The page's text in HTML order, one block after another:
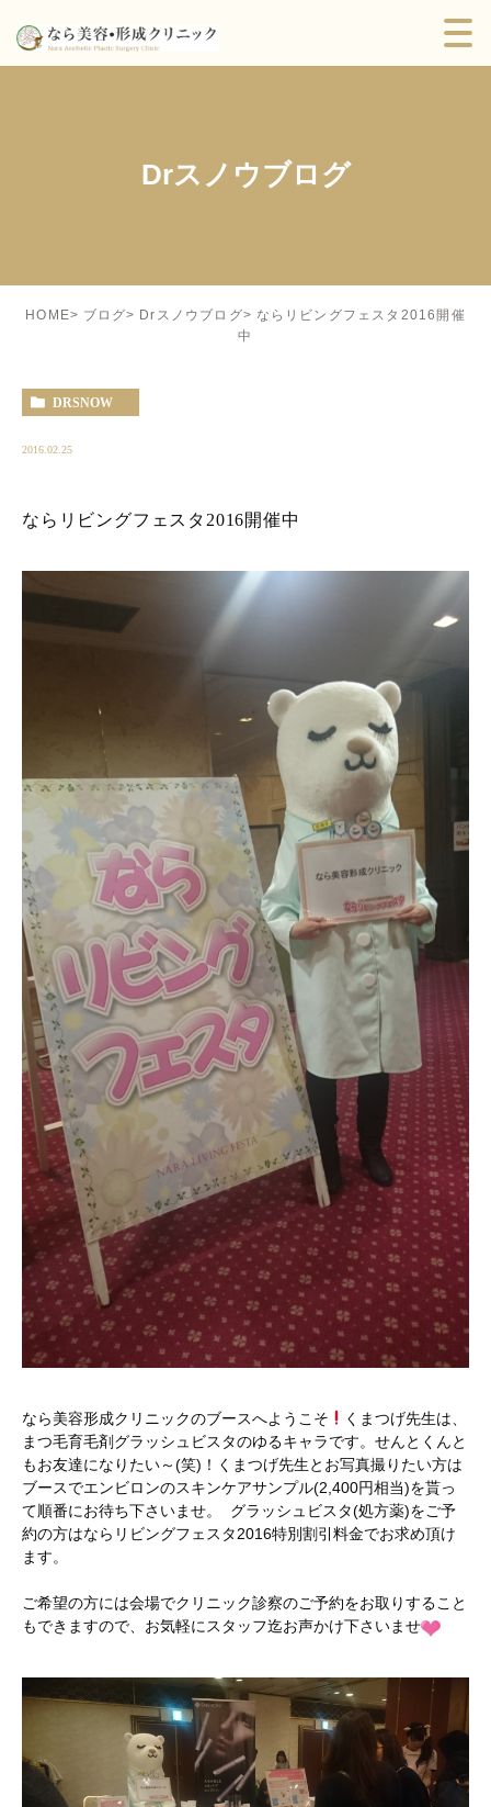
Drスノウブログ
HOME ブログ Drスノウブログ
ならリビングフェスタ2016開催
中
DRSNOW
2016.02.25
ならリビングフェスタ2016開催中
なら美容形成クリニックのブースへようこそ
くまつげ先生は、
まつ毛育毛剤グラッシュビスタのゆるキャラです。せんとくんと
もお友達になりたい～(笑)！くまつげ先生とお写真撮りたい方は
ブースでエンビロンのスキンケアサンプル(2,400円相当)を貰っ
て順番にお待ち下さいませ。 グラッシュビスタ(処方薬)をご予
約の方はならリビングフェスタ2016特別割引料金でお求め頂け
ます。
ご希望の方には会場でクリニック診察のご予約をお取りすること
もできますので、お気軽にスタッフ迄お声かけ下さいませ